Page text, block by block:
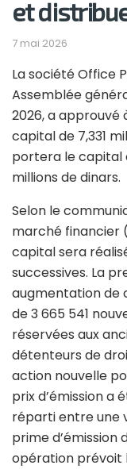
et
7 mai 2026
La société Office
Assemblée
2026, a approuvé
capital de 7,331
portera le capital
millions de dinars.
Selon le
marché financier
capital sera
successives. La
augmentation de
de 3 665 541
réservées aux
détenteurs de
action nouvelle
prix d’émission a
réparti entre une
prime d’émission
opération prévoit